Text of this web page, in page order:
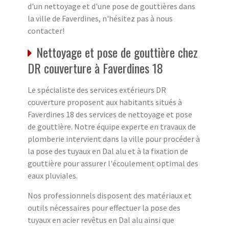
d'un nettoyage et d'une pose de gouttières dans
la ville de Faverdines, n'hésitez pas à nous
contacter!
Nettoyage et pose de gouttière chez
DR couverture à Faverdines 18
Le spécialiste des services extérieurs DR
couverture proposent aux habitants situés à
Faverdines 18 des services de nettoyage et pose
de gouttière. Notre équipe experte en travaux de
plomberie intervient dans la ville pour procéder à
la pose des tuyaux en Dal alu et à la fixation de
gouttière pour assurer l'écoulement optimal des
eaux pluviales.
Nos professionnels disposent des matériaux et
outils nécessaires pour effectuer la pose des
tuyaux en acier revêtus en Dal alu ainsi que